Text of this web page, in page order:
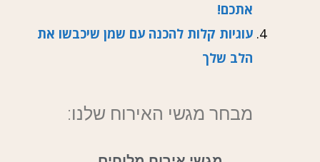
אתכם!
עוגיות קלות להכנה עם שמן שיכבשו את
הלב שלך
מבחר מגשי האירוח שלנו: